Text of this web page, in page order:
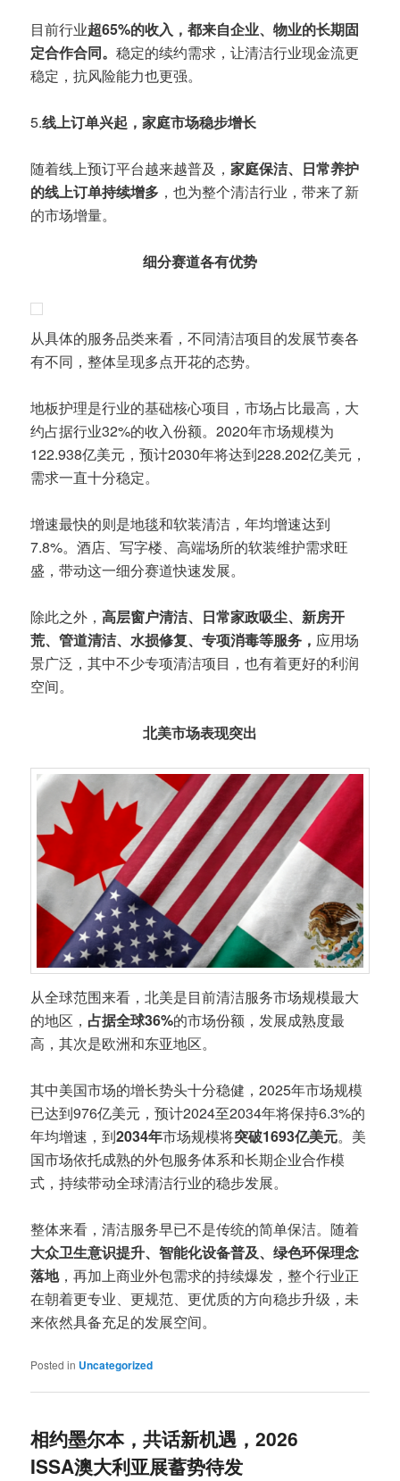
目前行业超65%的收入，都来自企业、物业的长期固
定合作合同。稳定的续约需求，让清洁行业现金流更
稳定，抗风险能力也更强。
5.线上订单兴起，家庭市场稳步增长
随着线上预订平台越来越普及，家庭保洁、日常养护
的线上订单持续增多 ，也为整个清洁行业，带来了新
的市场增量。
细分赛道各有优势
从具体的服务品类来看，不同清洁项目的发展节奏各
有不同，整体呈现多点开花的态势。
地板护理是行业的基础核心项目，市场占比最高，大
约占据行业32%的收入份额。2020年市场规模为
122.938亿美元，预计2030年将达到228.202亿美元，
需求一直十分稳定。
增速最快的则是地毯和软装清洁，年均增速达到
7.8%。酒店、写字楼、高端场所的软装维护需求旺
盛，带动这一细分赛道快速发展。
除此之外，高层窗户清洁、日常家政吸尘、新房开
荒、管道清洁、水损修复、专项消毒等服务， 应用场
景广泛，其中不少专项清洁项目，也有着更好的利润
空间。
北美市场表现突出
从全球范围来看，北美是目前清洁服务市场规模最大
的地区， 占据全球36%的市场份额，发展成熟度最
高，其次是欧洲和东亚地区。
其中美国市场的增长势头十分稳健，2025年市场规模
已达到976亿美元，预计2024至2034年将保持6.3%的
年均增速，到2034年市场规模将突破1693亿美元。美
国市场依托成熟的外包服务体系和长期企业合作模
式，持续带动全球清洁行业的稳步发展。
整体来看，清洁服务早已不是传统的简单保洁。随着
大众卫生意识提升、智能化设备普及、绿色环保理念
落地，再加上商业外包需求的持续爆发，整个行业正
在朝着更专业、更规范、更优质的方向稳步升级，未
来依然具备充足的发展空间。
Posted in Uncategorized
相约墨尔本，共话新机遇，2026
ISSA澳大利亚展蓄势待发